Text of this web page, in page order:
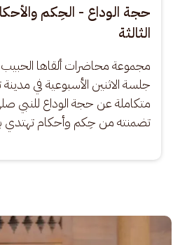
حجة الوداع - الحِكم
الثالثة
مجموعة محاضرات ألقاها
جلسة الاثنين الأسبوعية في
متكاملة عن حجة الوداع للنبي
تضمنته من حِكم وأحكام تهتدي
الصورة